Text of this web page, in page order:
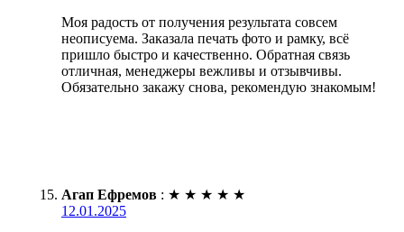
Моя радость от получения результата совсем
неописуема. Заказала печать фото и рамку, всё
пришло быстро и качественно. Обратная связь
отличная, менеджеры вежливы и отзывчивы.
Обязательно закажу снова, рекомендую знакомым!
Агап Ефремов : ★ ★ ★ ★ ★
12.01.2025